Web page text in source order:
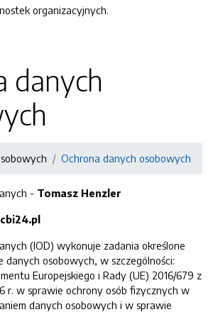
organizacyjnych.
danych
Ochrona danych osobowych
- Tomasz Henzler
(IOD) wykonuje zadania określone
danych osobowych, w szczególności:
Europejskiego i Rady (UE) 2016/679 z
r. w sprawie ochrony osób fizycznych w
danych osobowych i w sprawie